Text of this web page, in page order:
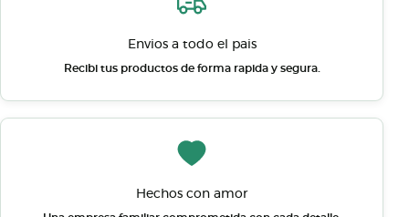
Envios a todo el pais
Recibi tus productos de forma rapida y segura.
Hechos con amor